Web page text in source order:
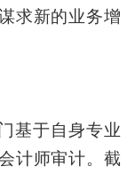
求新的业务增
基于自身专业
计师审计。截